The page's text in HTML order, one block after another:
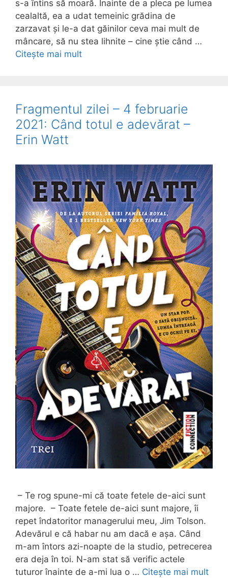
s-a întins să moară. Înainte de a pleca pe lumea
cealaltă, ea a udat temeinic grădina de
zarzavat și le-a dat găinilor ceva mai mult de
mâncare, să nu stea lihnite – cine știe când …
Citește mai mult
Fragmentul zilei – 4 februarie
2021: Când totul e adevărat –
Erin Watt
– Te rog spune-mi că toate fetele de-aici sunt
majore. – Toate fetele de-aici sunt majore, îi
repet îndatoritor managerului meu, Jim Tolson.
Adevărul e că habar nu am dacă e așa. Când
m-am întors azi-noapte de la studio, petrecerea
era deja în toi. N-am stat să verific actele
tuturor înainte de a-mi lua o … Citește mai mult